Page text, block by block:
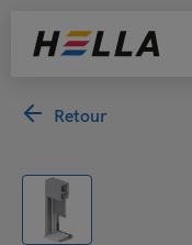
Retour